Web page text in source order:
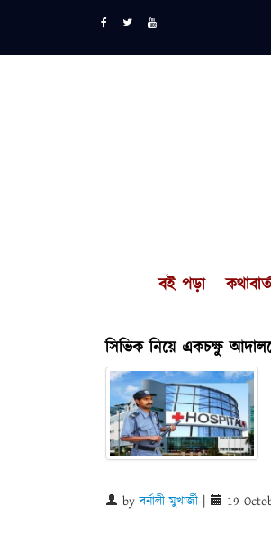
বই পড়া
সিভিক নিয়ে একচক্ষু
byবর্নালী মুখার্জী 19